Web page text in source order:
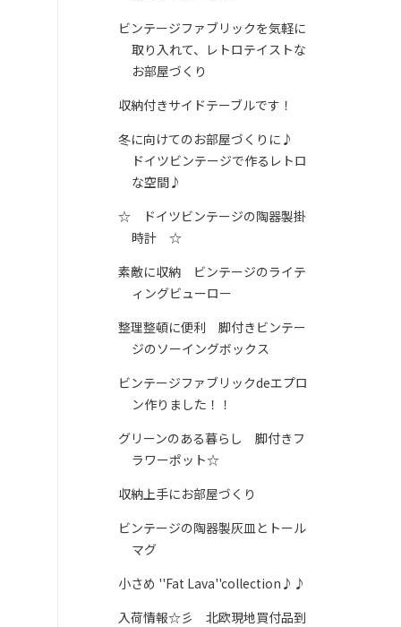
ビンテージファブリックを気軽に
取り入れて、レトロテイストな
お部屋づくり
収納付きサイドテーブルです！
冬に向けてのお部屋づくりに♪
ドイツビンテージで作るレトロ
な空間♪
☆ ドイツビンテージの陶器製掛
時計 ☆
素敵に収納 ビンテージのライテ
ィングビューロー
整理整頓に便利 脚付きビンテー
ジのソーイングボックス
ビンテージファブリックdeエプロ
ン作りました！！
グリーンのある暮らし 脚付きフ
ラワーポット☆
収納上手にお部屋づくり
ビンテージの陶器製灰皿とトール
マグ
小さめ ''Fat Lava''collection♪♪
入荷情報☆彡 北欧現地買付品到